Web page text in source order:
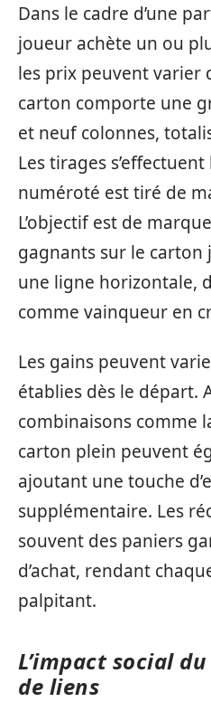
Dans le cadre d’une
joueur achète un ou
les prix peuvent varier
carton comporte une
et neuf colonnes,
Les tirages
numéroté est tiré de
L’objectif est de
gagnants sur le carton
une ligne horizontale,
comme vainqueur en
Les gains peuvent
établies dès le départ.
combinaisons comme
carton plein peuvent
ajoutant une touche
supplémentaire. Les
souvent des paniers
d’achat, rendant
palpitant.
L’impact social
de liens